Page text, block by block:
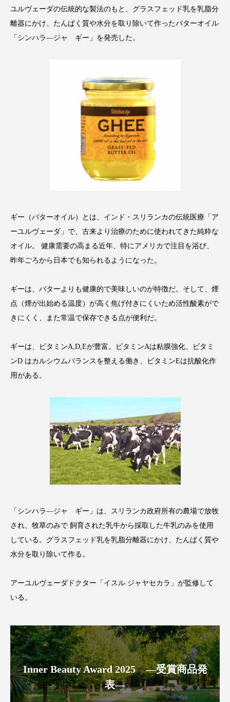
アンチエイジング アンチソリチュード
ウェアラブルデバイス ウェルネス
エイジングケア
オーガニック
クルエルティフリー クレンジング
クローズアップ ケーススタディ
コネクテッド・ビューティ コミュニケーション
コルチゾール サステナビリティ
サプリ サロンクレンジング サロン戦略
スカルプケア
スキンケア スキンケア 習慣
スキンケアルーティン ストレス スパ
スマートリング セーフプレイス セラミド
セラミド保湿 セルフケア
タンパク質 ディープクレンジング
ドライヤー 温度 髪 ダメージ ナイアシンアミド
ナイトプロテイン ナイトルーティン 金木犀
パーソナライズ バーチャルメイク
ユルヴェーダの伝統的な製法のもと、グラスフェッド乳を乳脂分
離器にかけ、たんぱく質や水分を取り除いて作ったバターオイル
「シンハラ―ジャ ギー」を発売した。
ギー（バターオイル）とは、インド・スリランカの伝統医療「ア
ーユルヴェーダ」で、古来より治療のために使われてきた純粋な
オイル。 健康需要の高まる近年、特にアメリカで注目を浴び、
昨年ごろから日本でも知られるようになった。
ギーは、バターよりも健康的で美味しいのが特徴だ。そして、煙
点（煙が出始める温度）が高く焦げ付きにくいため活性酸素がで
きにくく、また常温で保存できる点が便利だ。
ギーは、ビタミンA,D,Eが豊富。ビタミンAは粘膜強化、ビタミ
ンD はカルシウムバランスを整える働き、ビタミンEは抗酸化作
用がある。
「シンハラ―ジャ ギー」は、スリランカ政府所有の農場で放牧
され、牧草のみで 飼育された乳牛から採取した牛乳のみを使用
している。グラスフェッド乳を乳脂分離器にかけ、たんぱく質や
水分を取り除いて作る。
アーユルヴェーダドクター「イスル ジャヤセカラ」が監修して
いる。
Inner Beauty Award 2025 ―受賞商品発
表―